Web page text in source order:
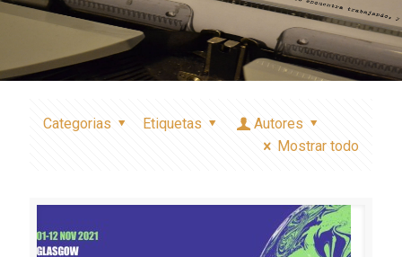
Categorias Etiquetas
Autores
Mostrar todo